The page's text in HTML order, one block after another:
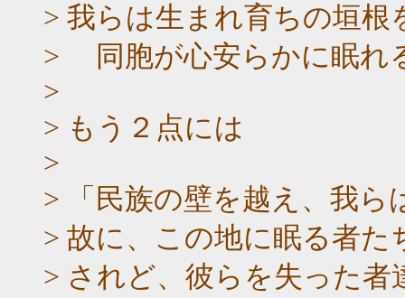
> 我らは生まれ育ちの垣根
> 同胞が心安らかに眠れ
>
> もう２点には
>
> 「民族の壁を越え、我ら
> 故に、この地に眠る者
> されど、彼らを失った